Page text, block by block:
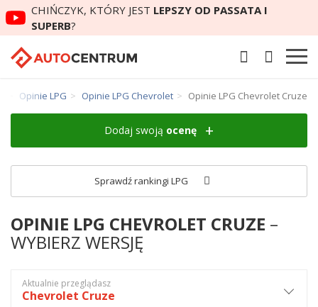
CHIŃCZYK, KTÓRY JEST LEPSZY OD PASSATA I
SUPERB?
Opinie LPG Opinie LPG Chevrolet Opinie LPG Chevrolet Cruze
Dodaj swoją ocenę
Sprawdź rankingi LPG
OPINIE LPG CHEVROLET CRUZE –
WYBIERZ WERSJĘ
Aktualnie przeglądasz
Chevrolet Cruze